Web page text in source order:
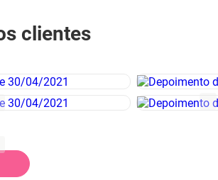
clientes